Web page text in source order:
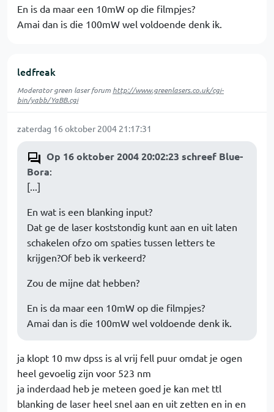
En is da maar een 10mW op die filmpjes?
Amai dan is die 100mW wel voldoende denk ik.
ledfreak
Moderator green laser forum http://www.greenlasers.co.uk/cgi-
bin/yabb/YaBB.cgi
zaterdag 16 oktober 2004 21:17:31
Op 16 oktober 2004 20:02:23 schreef Blue-
Bora:
[...]
En wat is een blanking input?
Dat ge de laser koststondig kunt aan en uit laten
schakelen ofzo om spaties tussen letters te
krijgen?Of beb ik verkeerd?
Zou de mijne dat hebben?
En is da maar een 10mW op die filmpjes?
Amai dan is die 100mW wel voldoende denk ik.
ja klopt 10 mw dpss is al vrij fell puur omdat je ogen
heel gevoelig zijn voor 523 nm
ja inderdaad heb je meteen goed je kan met ttl
blanking de laser heel snel aan en uit zetten en in en